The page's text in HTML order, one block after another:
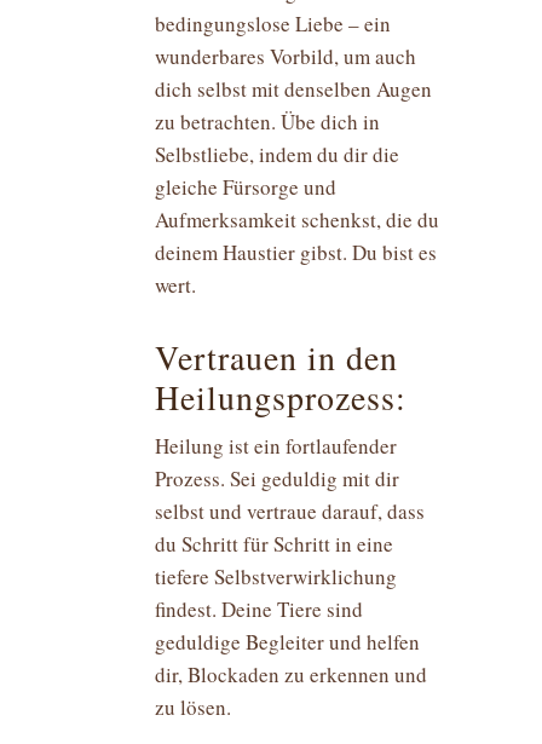
bedingungslose Liebe – ein
wunderbares Vorbild, um auch
dich selbst mit denselben Augen
zu betrachten. Übe dich in
Selbstliebe, indem du dir die
gleiche Fürsorge und
Aufmerksamkeit schenkst, die du
deinem Haustier gibst. Du bist es
wert.
Vertrauen in den
Heilungsprozess:
Heilung ist ein fortlaufender
Prozess. Sei geduldig mit dir
selbst und vertraue darauf, dass
du Schritt für Schritt in eine
tiefere Selbstverwirklichung
findest. Deine Tiere sind
geduldige Begleiter und helfen
dir, Blockaden zu erkennen und
zu lösen.